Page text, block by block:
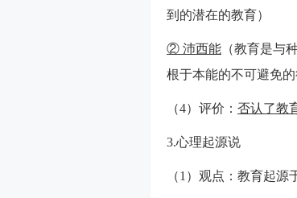
到的潜在的教育）
② 沛西能 （教育是与
根于本能的不可避免的
（4）评价： 否认了教
3.心理起源说
（1）观点：教育起源